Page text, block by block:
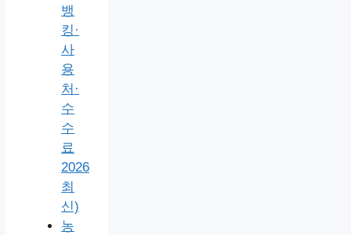
뱅
킹·
사
용
처·
수
수
료
2026
최
신)
농